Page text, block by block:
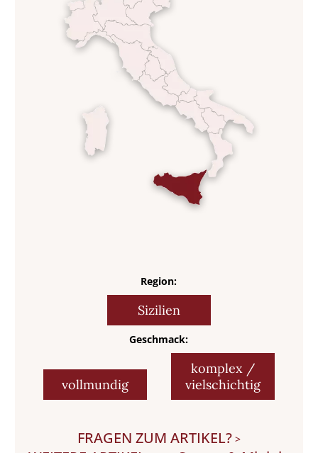
Region:
Sizilien
Geschmack:
vollmundig
komplex /
vielschichtig
FRAGEN ZUM ARTIKEL? >